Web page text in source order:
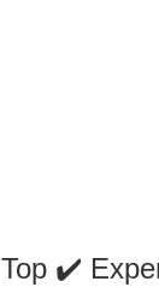
Top ✔️